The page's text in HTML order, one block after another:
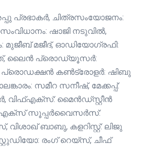
പ്രഭാകർ, ചിത്രസംയോജനം:
ഷാജി നടുവിൽ,
മുജീബ് മജീദ്, ഓഡിയോഗ്രഫി:
ലൈൻ പ്രൊഡ്യൂസർ:
പ്രൊഡക്ഷൻ കൺട്രോളർ: ഷിബു
സമീറ സനീഷ്, മേക്കപ്പ്:
മൈൻഡ്സ്റ്റീൻ
സൂപ്പർവൈസർസ്:
ബാബു, കളറിസ്റ്റ്: ലിജു
രംഗ് റെയ്സ്, ചീഫ്